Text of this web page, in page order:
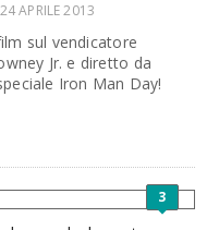
APRILE 2013
sul vendicatore
Jr. e diretto da
Iron Man Day!
3